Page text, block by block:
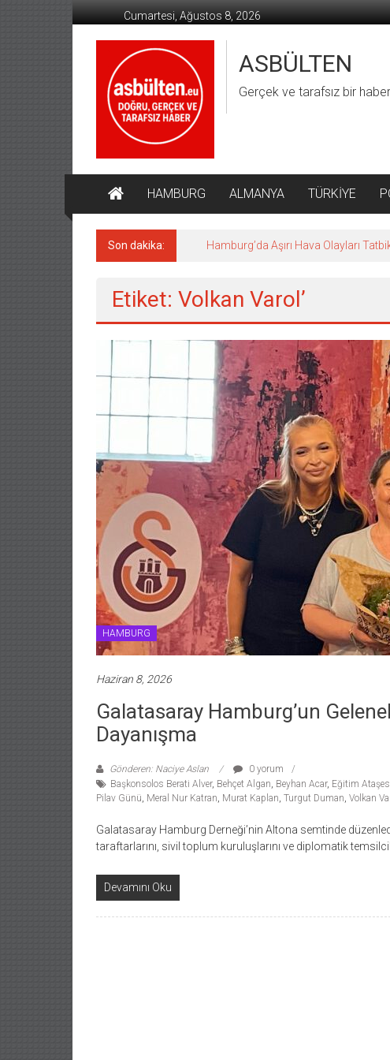
geç
Cumartesi, Ağustos 8, 2026
ASBÜLTEN
Gerçek ve tarafsız bir
HAMBURG ALMANYA TÜRKİYE
Son dakika: Hamburg’da Aşırı Hava Olayları
Etiket: Volkan Varol’
HAMBURG
Haziran 8, 2026
Galatasaray Hamburg’un
Dayanışma
Gönderen: Naciye Aslan
0 yorum
Başkonsolos Berati Alver, Behçet Algan, Beyhan Acar, Eğitim
Pilav Günü, Meral Nur Katran, Murat Kaplan, Turgut Duman, Volkan
Galatasaray Hamburg Derneği’nin Altona semtinde
taraftarlarını, sivil toplum kuruluşlarını ve diplomatik
Devamını Oku